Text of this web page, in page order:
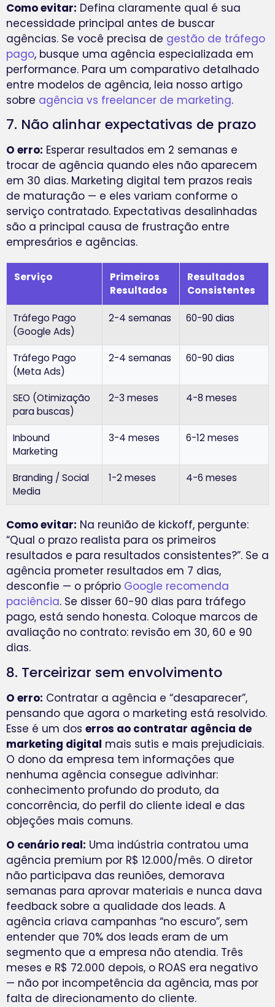
Como evitar: Defina claramente qual é sua
necessidade principal antes de buscar
agências. Se você precisa de gestão de tráfego
pago, busque uma agência especializada em
performance. Para um comparativo detalhado
entre modelos de agência, leia nosso artigo
sobre agência vs freelancer de marketing.
7. Não alinhar expectativas de prazo
O erro: Esperar resultados em 2 semanas e
trocar de agência quando eles não aparecem
em 30 dias. Marketing digital tem prazos reais
de maturação — e eles variam conforme o
serviço contratado. Expectativas desalinhadas
são a principal causa de frustração entre
empresários e agências.
Serviço
Primeiros
Resultados
Resultados
Consistentes
Tráfego Pago
(Google Ads)
2-4 semanas 60-90 dias
Tráfego Pago
(Meta Ads)
2-4 semanas 60-90 dias
SEO (Otimização
para buscas)
2-3 meses 4-8 meses
Inbound
Marketing
3-4 meses 6-12 meses
Branding / Social
Media
1-2 meses 4-6 meses
Como evitar: Na reunião de kickoff, pergunte:
“Qual o prazo realista para os primeiros
resultados e para resultados consistentes?”. Se a
agência prometer resultados em 7 dias,
desconfie — o próprio Google recomenda
paciência. Se disser 60-90 dias para tráfego
pago, está sendo honesta. Coloque marcos de
avaliação no contrato: revisão em 30, 60 e 90
dias.
8. Terceirizar sem envolvimento
O erro: Contratar a agência e “desaparecer”,
pensando que agora o marketing está resolvido.
Esse é um dos erros ao contratar agência de
marketing digital mais sutis e mais prejudiciais.
O dono da empresa tem informações que
nenhuma agência consegue adivinhar:
conhecimento profundo do produto, da
concorrência, do perfil do cliente ideal e das
objeções mais comuns.
O cenário real: Uma indústria contratou uma
agência premium por R$ 12.000/mês. O diretor
não participava das reuniões, demorava
semanas para aprovar materiais e nunca dava
feedback sobre a qualidade dos leads. A
agência criava campanhas “no escuro”, sem
entender que 70% dos leads eram de um
segmento que a empresa não atendia. Três
meses e R$ 72.000 depois, o ROAS era negativo
— não por incompetência da agência, mas por
falta de direcionamento do cliente.